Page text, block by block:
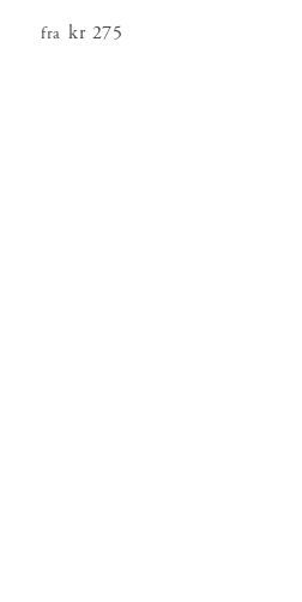
fra Pris:kr 275
kr 275